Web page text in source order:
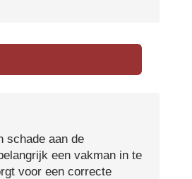
schade aan de
een vakman in te
voor een correcte